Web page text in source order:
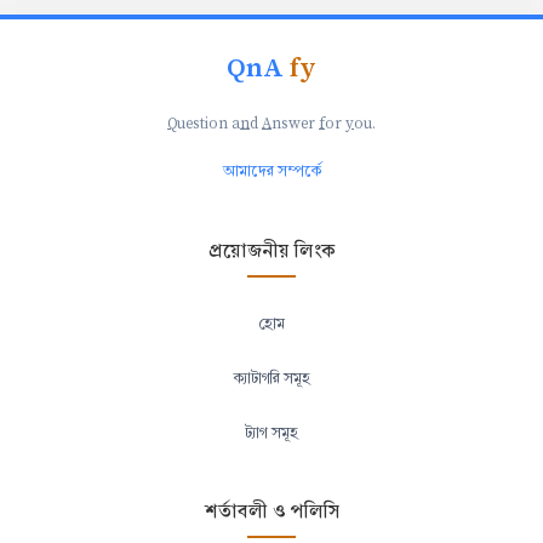
QnAfy
Question andAnswer foryou.
আমাদের সম্পর্কে
প্রয়োজনীয় লিংক
হোম
ক্যাটাগরি সমূহ
ট্যাগ সমূহ
শর্তাবলী ও পলিসি